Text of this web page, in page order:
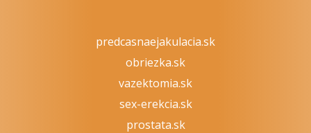
predcasnaejakulacia.sk
obriezka.sk
vazektomia.sk
sex-erekcia.sk
prostata.sk